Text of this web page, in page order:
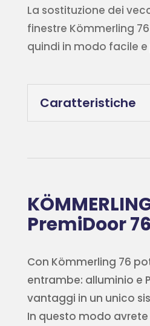
La sostituzione dei
finestre Kömmerling
quindi in modo facile e
Caratteristiche
PremiDoor
Con Kömmerling 76
entrambe: alluminio e
vantaggi in un unico
In questo modo